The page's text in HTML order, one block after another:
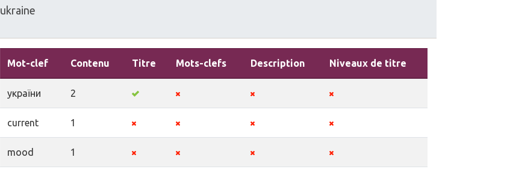
ukraine
Mot-clef Contenu Titre Mots-clefs Description Niveaux de titre
україни 2
current 1
mood 1